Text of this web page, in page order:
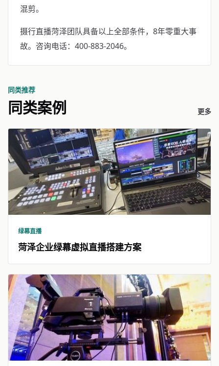
混剪。
摄行直播菏泽团队具备以上全部条件，8年零重大事
故。咨询电话：400-883-2046。
同类推荐
同类案例 更多
绿幕直播
菏泽企业绿幕虚拟直播搭建方案